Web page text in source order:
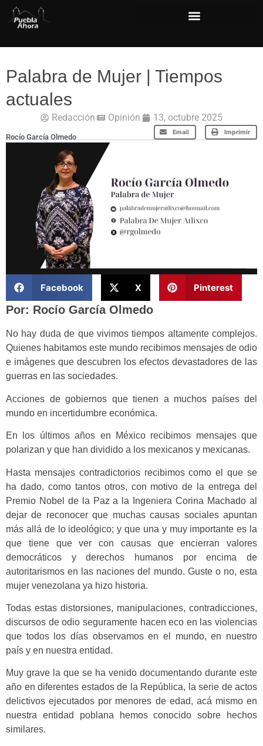
Palabra de Mujer | Tiempos
actuales
Redacción Opinión 13, octubre 2025
Email Imprimir
Rocío García Olmedo
Facebook X Pinterest
Por: Rocío García Olmedo
No hay duda de que vivimos tiempos altamente complejos.
Quienes habitamos este mundo recibimos mensajes de odio
e imágenes que descubren los efectos devastadores de las
guerras en las sociedades.
Acciones de gobiernos que tienen a muchos países del
mundo en incertidumbre económica.
En los últimos años en México recibimos mensajes que
polarizan y que han dividido a los mexicanos y mexicanas.
Hasta mensajes contradictorios recibimos como el que se
ha dado, como tantos otros, con motivo de la entrega del
Premio Nobel de la Paz a la Ingeniera Corina Machado al
dejar de reconocer que muchas causas sociales apuntan
más allá de lo ideológico; y que una y muy importante es la
que tiene que ver con causas que encierran valores
democráticos y derechos humanos por encima de
autoritarismos en las naciones del mundo. Guste o no, esta
mujer venezolana ya hizo historia.
Todas estas distorsiones, manipulaciones, contradicciones,
discursos de odio seguramente hacen eco en las violencias
que todos los días observamos en el mundo, en nuestro
país y en nuestra entidad.
Muy grave la que se ha venido documentando durante este
año en diferentes estados de la República, la serie de actos
delictivos ejecutados por menores de edad, acá mismo en
nuestra entidad poblana hemos conocido sobre hechos
similares.